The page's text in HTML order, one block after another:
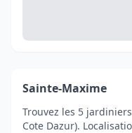
Sainte-Maxime
Trouvez les 5
Cote Dazur).